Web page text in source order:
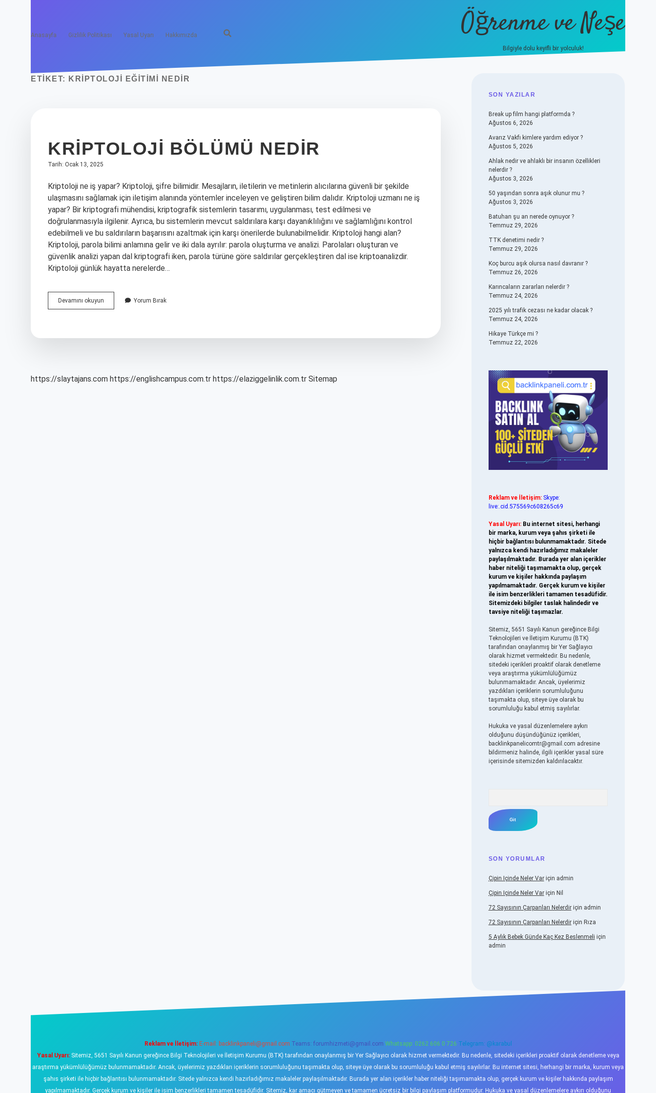
Anasayfa Gizlilik Politikası Yasal Uyarı Hakkımızda Öğrenme ve Neşe
Bilgiyle dolu keyifli bir yolculuk!
ETIKET: KRIPTOLOJI EĞITIMI NEDIR
KRIPTOLOJI BÖLÜMÜ NEDIR
Tarih: Ocak 13, 2025
Kriptoloji ne iş yapar? Kriptoloji, şifre bilimidir. Mesajların, iletilerin ve metinlerin alıcılarına güvenli bir şekilde
ulaşmasını sağlamak için iletişim alanında yöntemler inceleyen ve geliştiren bilim dalıdır. Kriptoloji uzmanı ne iş
yapar? Bir kriptografi mühendisi, kriptografik sistemlerin tasarımı, uygulanması, test edilmesi ve
doğrulanmasıyla ilgilenir. Ayrıca, bu sistemlerin mevcut saldırılara karşı dayanıklılığını ve sağlamlığını kontrol
edebilmeli ve bu saldırıların başarısını azaltmak için karşı önerilerde bulunabilmelidir. Kriptoloji hangi alan?
Kriptoloji, parola bilimi anlamına gelir ve iki dala ayrılır: parola oluşturma ve analizi. Parolaları oluşturan ve
güvenlik analizi yapan dal kriptografi iken, parola türüne göre saldırılar gerçekleştiren dal ise kriptoanalizdir.
Kriptoloji günlük hayatta nerelerde…
Devamını okuyun Kriptoloji
Bölümü
Yorum Bırak
https://slaytajans.com https://englishcampus.com.tr https://elaziggelinlik.com.tr Sitemap
SIDEBAR
SON YAZILAR
Break up film hangi platformda ?
Ağustos 6, 2026
Avarız Vakfı kimlere yardım ediyor ?
Ağustos 5, 2026
Ahlak nedir ve ahlaklı bir insanın özellikleri
nelerdir ?
Ağustos 3, 2026
50 yaşından sonra aşık olunur mu ?
Ağustos 3, 2026
Batuhan şu an nerede oynuyor ?
Temmuz 29, 2026
TTK denetimi nedir ?
Temmuz 29, 2026
Koç burcu aşık olursa nasıl davranır ?
Temmuz 26, 2026
Karıncaların zararları nelerdir ?
Temmuz 24, 2026
2025 yılı trafik cezası ne kadar olacak ?
Temmuz 24, 2026
Hikaye Türkçe mi ?
Temmuz 22, 2026
Reklam ve İletişim: Skype:
live:.cid.575569c608265c69
Yasal Uyarı: Bu internet sitesi, herhangi
bir marka, kurum veya şahıs şirketi ile
hiçbir bağlantısı bulunmamaktadır. Sitede
yalnızca kendi hazırladığımız makaleler
paylaşılmaktadır. Burada yer alan içerikler
haber niteliği taşımamakta olup, gerçek
kurum ve kişiler hakkında paylaşım
yapılmamaktadır. Gerçek kurum ve kişiler
ile isim benzerlikleri tamamen tesadüfidir.
Sitemizdeki bilgiler taslak halindedir ve
tavsiye niteliği taşımazlar.
Sitemiz, 5651 Sayılı Kanun gereğince Bilgi
Teknolojileri ve İletişim Kurumu (BTK)
tarafından onaylanmış bir Yer Sağlayıcı
olarak hizmet vermektedir. Bu nedenle,
sitedeki içerikleri proaktif olarak denetleme
veya araştırma yükümlülüğümüz
bulunmamaktadır. Ancak, üyelerimiz
yazdıkları içeriklerin sorumluluğunu
taşımakta olup, siteye üye olarak bu
sorumluluğu kabul etmiş sayılırlar.
Hukuka ve yasal düzenlemelere aykırı
olduğunu düşündüğünüz içerikleri,
backlinkpanelicomtr@gmail.com adresine
bildirmeniz halinde, ilgili içerikler yasal süre
içerisinde sitemizden kaldırılacaktır.
SON YORUMLAR
Çipin Içinde Neler Variçin admin
Çipin Içinde Neler Variçin Nil
72 Sayısının Çarpanları Nelerdiriçin admin
72 Sayısının Çarpanları Nelerdiriçin Rıza
5 Aylık Bebek Günde Kaç Kez Beslenmeli için
admin
Reklam ve İletişim: E-mail: backlinkpaneli@gmail.com Teams: forumhizmeti@gmail.com Whatsapp: 0262 606 0 726 Telegram: @karabul
Yasal Uyarı:Sitemiz, 5651 Sayılı Kanun gereğince Bilgi Teknolojileri ve İletişim Kurumu (BTK) tarafından onaylanmış bir Yer Sağlayıcı olarak hizmet vermektedir. Bu nedenle, sitedeki içerikleri proaktif olarak denetleme veya
araştırma yükümlülüğümüz bulunmamaktadır. Ancak, üyelerimiz yazdıkları içeriklerin sorumluluğunu taşımakta olup, siteye üye olarak bu sorumluluğu kabul etmiş sayılırlar. Bu internet sitesi, herhangi bir marka, kurum veya
şahıs şirketi ile hiçbir bağlantısı bulunmamaktadır. Sitede yalnızca kendi hazırladığımız makaleler paylaşılmaktadır. Burada yer alan içerikler haber niteliği taşımamakta olup, gerçek kurum ve kişiler hakkında paylaşım
yapılmamaktadır. Gerçek kurum ve kişiler ile isim benzerlikleri tamamen tesadüfidir. Sitemiz, kar amacı gütmeyen ve tamamen ücretsiz bir bilgi paylaşım platformudur. Hukuka ve yasal düzenlemelere aykırı olduğunu